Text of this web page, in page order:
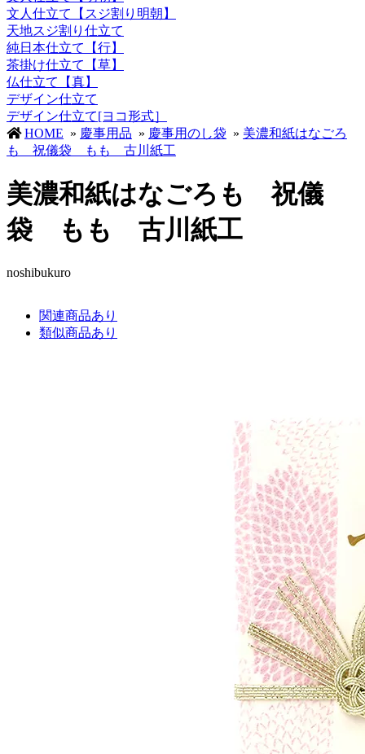
文人仕立て【スジ割り明朝】
天地スジ割り仕立て
純日本仕立て【行】
茶掛け仕立て【草】
仏仕立て【真】
デザイン仕立て
デザイン仕立て[ヨコ形式］
HOME » 慶事用品 » 慶事用のし袋 » 美濃和紙はなごろ
も 祝儀袋 もも 古川紙工
美濃和紙はなごろも 祝儀
袋 もも 古川紙工
noshibukuro
関連商品あり
類似商品あり